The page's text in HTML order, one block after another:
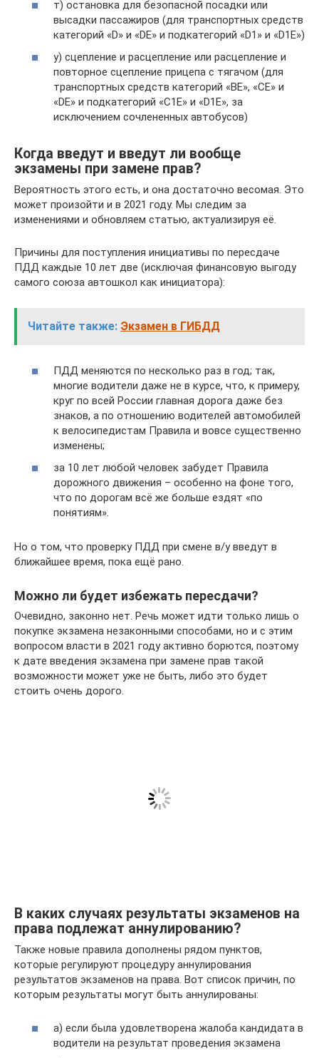
т) остановка для безопасной посадки или
высадки пассажиров (для транспортных средств
категорий «D» и «DE» и подкатегорий «D1» и «D1E»)
у) сцепление и расцепление или расцепление и
повторное сцепление прицепа с тягачом (для
транспортных средств категорий «ВЕ», «СЕ» и
«DE» и подкатегорий «С1Е» и «D1E», за
исключением сочлененных автобусов)
Когда введут и введут ли вообще
экзамены при замене прав?
Вероятность этого есть, и она достаточно весомая. Это
может произойти и в 2021 году. Мы следим за
изменениями и обновляем статью, актуализируя её.
Причины для поступления инициативы по пересдаче
ПДД каждые 10 лет две (исключая финансовую выгоду
самого союза автошкол как инициатора):
Читайте также: Экзамен в ГИБДД
ПДД меняются по несколько раз в год; так,
многие водители даже не в курсе, что, к примеру,
круг по всей России главная дорога даже без
знаков, а по отношению водителей автомобилей
к велосипедистам Правила и вовсе существенно
изменены;
за 10 лет любой человек забудет Правила
дорожного движения – особенно на фоне того,
что по дорогам всё же больше ездят «по
понятиям».
Но о том, что проверку ПДД при смене в/у введут в
ближайшее время, пока ещё рано.
Можно ли будет избежать пересдачи?
Очевидно, законно нет. Речь может идти только лишь о
покупке экзамена незаконными способами, но и с этим
вопросом власти в 2021 году активно борются, поэтому
к дате введения экзамена при замене прав такой
возможности может уже не быть, либо это будет
стоить очень дорого.
В каких случаях результаты экзаменов на
права подлежат аннулированию?
Также новые правила дополнены рядом пунктов,
которые регулируют процедуру аннулирования
результатов экзаменов на права. Вот список причин, по
которым результаты могут быть аннулированы:
а) если была удовлетворена жалоба кандидата в
водители на результат проведения экзамена